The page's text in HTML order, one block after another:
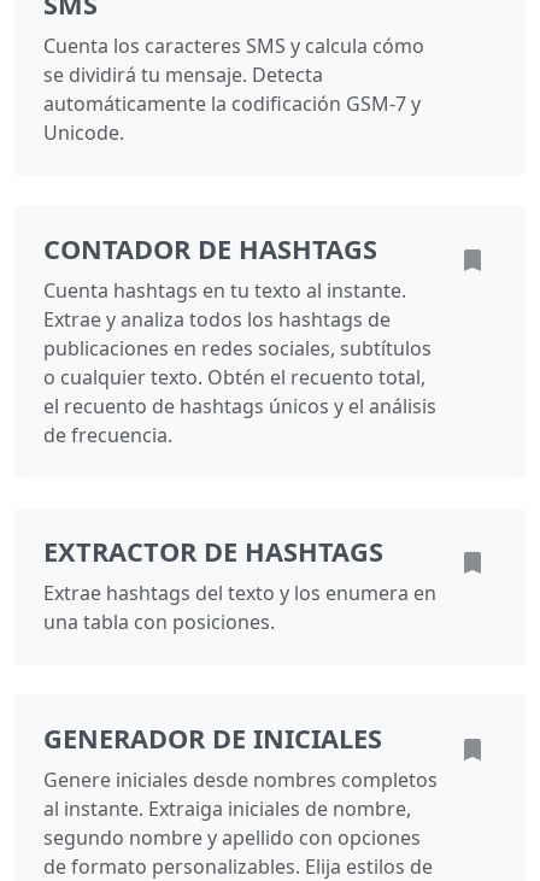
Cuenta los caracteres SMS y calcula cómo
se dividirá tu mensaje. Detecta
automáticamente la codificación GSM-7 y
Unicode.
CONTADOR DE HASHTAGS
Cuenta hashtags en tu texto al instante.
Extrae y analiza todos los hashtags de
publicaciones en redes sociales, subtítulos
o cualquier texto. Obtén el recuento total,
el recuento de hashtags únicos y el análisis
de frecuencia.
EXTRACTOR DE HASHTAGS
Extrae hashtags del texto y los enumera en
una tabla con posiciones.
GENERADOR DE INICIALES
Genere iniciales desde nombres completos
al instante. Extraiga iniciales de nombre,
segundo nombre y apellido con opciones
de formato personalizables. Elija estilos de